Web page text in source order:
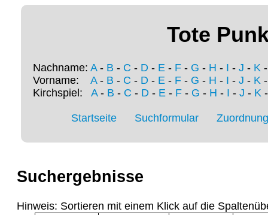
Tote
Nachname: A- B - C - D - E - F - G - H - I - J - K
Vorname: A- B - C - D - E - F - G - H - I - J - K
Kirchspiel: A- B - C - D- E- F- G - H - I - J - K
Startseite Suchformular
Suchergebnisse
Hinweis: Sortieren mit einem Klick auf die